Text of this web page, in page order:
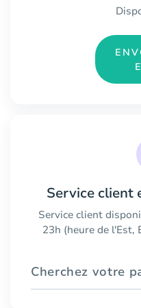
Service client
Service client
23h (heure de l'Est,
Cherchez votre